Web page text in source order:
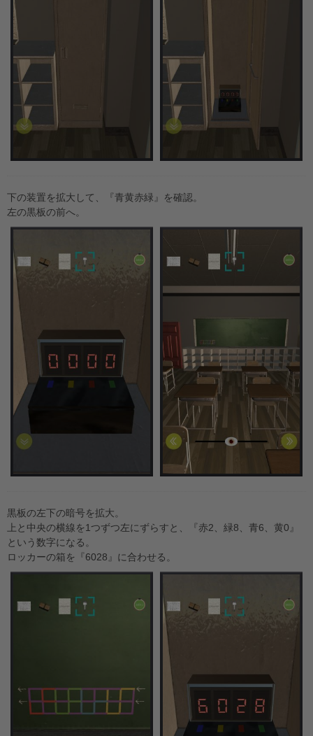
下の装置を拡大して、『青黄赤緑』を確認。
左の黒板の前へ。
黒板の左下の暗号を拡大。
上と中央の横線を1つずつ左にずらすと、『赤2、緑8、青6、黄0』
という数字になる。
ロッカーの箱を『6028』に合わせる。